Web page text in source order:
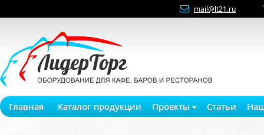
mail@lt21.ru
Главная Каталог продукции Проекты Статьи